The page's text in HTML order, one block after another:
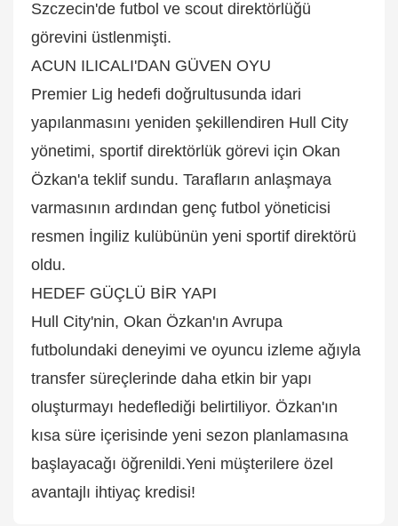
Szczecin'de futbol ve scout direktörlüğü
görevini üstlenmişti.
ACUN ILICALI'DAN GÜVEN OYU
Premier Lig hedefi doğrultusunda idari
yapılanmasını yeniden şekillendiren Hull City
yönetimi, sportif direktörlük görevi için Okan
Özkan'a teklif sundu. Tarafların anlaşmaya
varmasının ardından genç futbol yöneticisi
resmen İngiliz kulübünün yeni sportif direktörü
oldu.
HEDEF GÜÇLÜ BİR YAPI
Hull City'nin, Okan Özkan'ın Avrupa
futbolundaki deneyimi ve oyuncu izleme ağıyla
transfer süreçlerinde daha etkin bir yapı
oluşturmayı hedeflediği belirtiliyor. Özkan'ın
kısa süre içerisinde yeni sezon planlamasına
başlayacağı öğrenildi.Yeni müşterilere özel
avantajlı ihtiyaç kredisi!